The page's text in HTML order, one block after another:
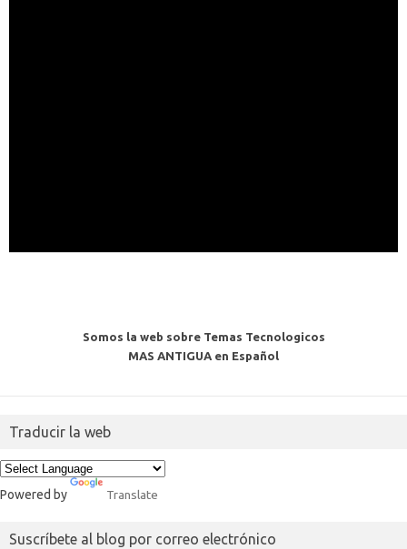
Somos la web sobre Temas Tecnologicos
MAS ANTIGUA en Español
Traducir la web
Powered by Translate
Suscríbete al blog por correo electrónico